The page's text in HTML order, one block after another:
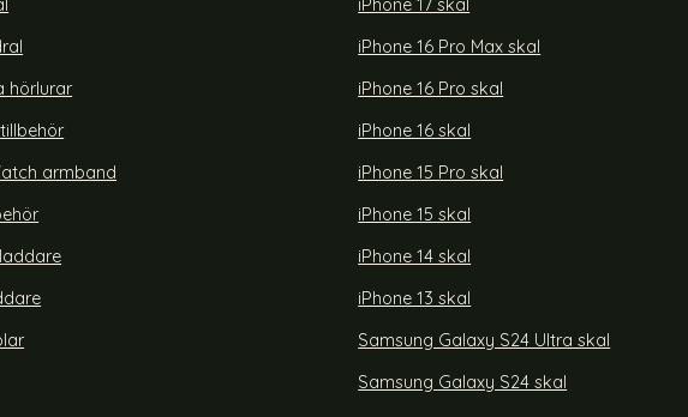
hörlurar
armband
iPhone 17 skal
iPhone 16 Pro Max skal
iPhone 16 Pro skal
iPhone 16 skal
iPhone 15 Pro skal
iPhone 15 skal
iPhone 14 skal
iPhone 13 skal
Samsung Galaxy S24 Ultra skal
Samsung Galaxy S24 skal